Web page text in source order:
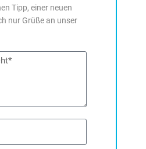
Tipp, einer neuen
nur Grüße an unser